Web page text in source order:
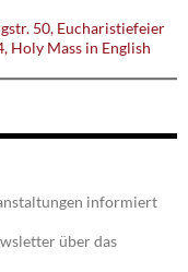
50, Eucharistiefeier
Holy Mass in English
informiert
über das